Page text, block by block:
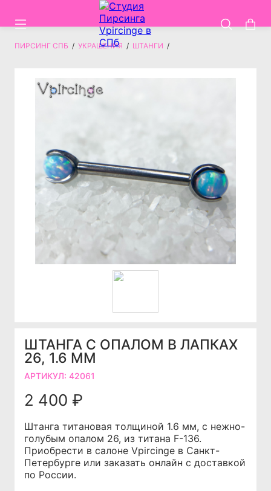
ПИРСИНГ СПБ / УКРАШЕНИЯ / ШТАНГИ /
ШТАНГА С ОПАЛОМ В ЛАПКАХ
26, 1.6 ММ
АРТИКУЛ: 42061
2 400 ₽
Штанга титановая толщиной 1.6 мм, с нежно-
голубым опалом 26, из титана F-136.
Приобрести в салоне Vpircinge в Санкт-
Петербурге или заказать онлайн с доставкой
по России.